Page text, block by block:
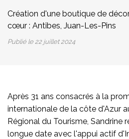
Création d'une boutique de
cœur : Antibes, Juan-Les-Pins
Publié le 22 juillet 2024
Après 31 ans consacrés à la
internationale de la côte d'Azur
Régional du Tourisme, Sandrine
longue date avec l'appui actif